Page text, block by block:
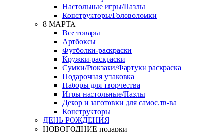
Настольные игры/Пазлы
Конструкторы/Головоломки
8 МАРТА
Все товары
Артбоксы
Футболки-раскраски
Кружки-раскраски
Сумки/Рюкзаки/Фартуки раскраска
Подарочная упаковка
Наборы для творчества
Игры настольные/Пазлы
Декор и заготовки для самос.тв-ва
Конструкторы
ДЕНЬ РОЖДЕНИЯ
НОВОГОДНИЕ подарки